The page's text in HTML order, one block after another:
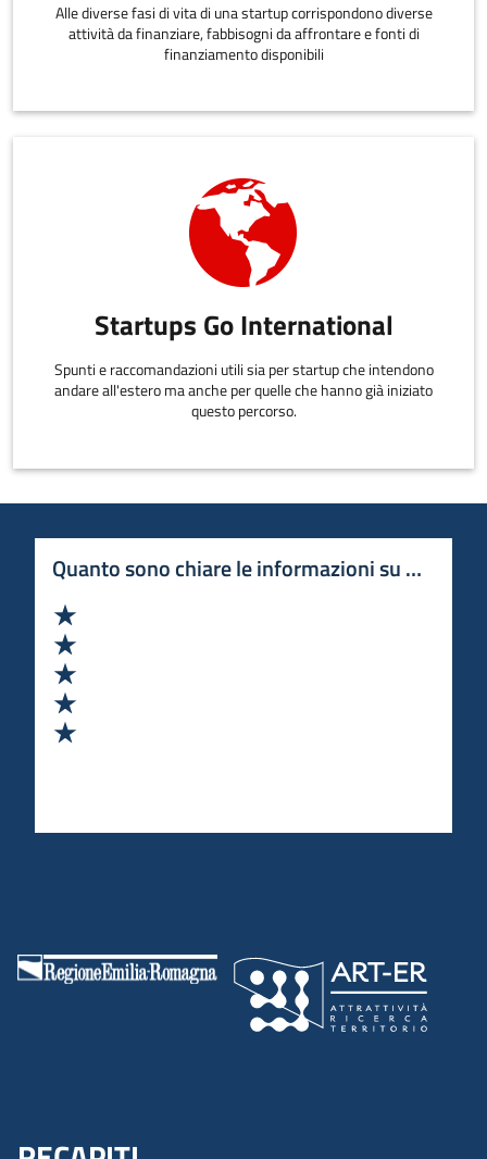
Alle diverse fasi di vita di una startup corrispondono diverse
attività da finanziare, fabbisogni da affrontare e fonti di
finanziamento disponibili
Startups Go International
Spunti e raccomandazioni utili sia per startup che intendono
andare all'estero ma anche per quelle che hanno già iniziato
questo percorso.
Quanto sono chiare le informazioni su questa